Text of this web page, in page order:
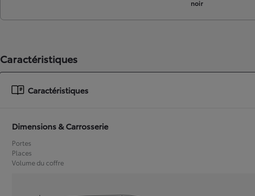
noir
Caractéristiques
Caractéristiques
Dimensions & Carrosserie
Portes
Places
Volume du coffre